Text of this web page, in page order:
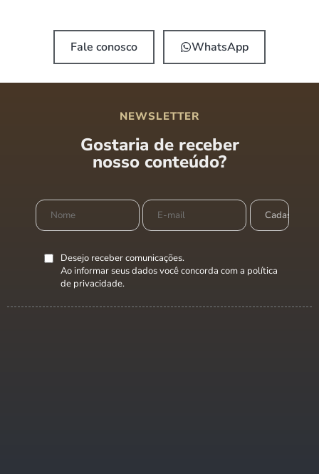
Fale conosco WhatsApp
NEWSLETTER
Gostaria de receber
nosso conteúdo?
Desejo receber comunicações.
Ao informar seus dados você concorda com a política
de privacidade.